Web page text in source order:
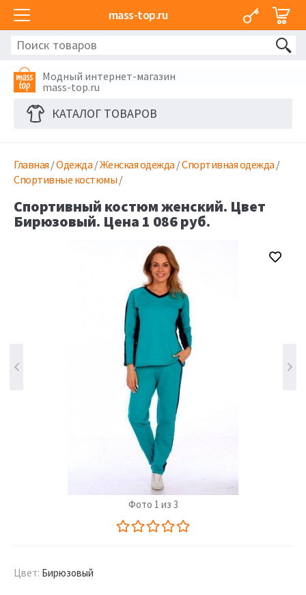
mass-top.ru
Модный интернет-магазин
mass-top.ru
КАТАЛОГ ТОВАРОВ
Главная /Одежда /Женская одежда /Спортивная одежда /
Спортивные костюмы /
Спортивный костюм женский. Цвет
Бирюзовый. Цена 1 086 руб.
Фото 1 из 3
Цвет: Бирюзовый